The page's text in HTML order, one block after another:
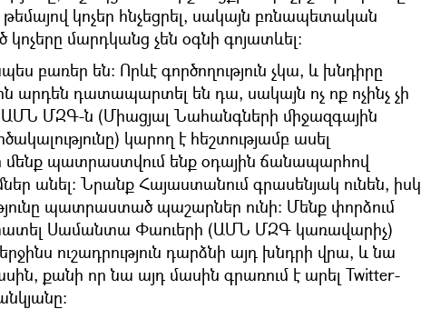
կոչեր հնչեցրել, սակայն բռնապետական
կոչերը մարդկանց չեն օգնի գոյատևել։
բառեր են։ Որևէ գործողություն չկա, և խնդիրը
արդեն դատապարտել են դա, սակայն ոչ ոք ոչինչ չի
ԱՄՆ ՄԶԳ-ն (Միացյալ Նահանգների միջազգային
կարող է հեշտությամբ ասել
մենք պատրաստվում ենք օդային ճանապարհով
անել: Նրանք Հայաստանում գրասենյակ ունեն, իսկ
պատրաստած պաշարներ ունի: Մենք փորձում
Սամանտա Փաուերի (ԱՄՆ ՄԶԳ կառավարիչ)
ուշադրություն դարձնի այդ խնդրի վրա, և նա
քանի որ նա այդ մասին գրառում է արել Twitter-